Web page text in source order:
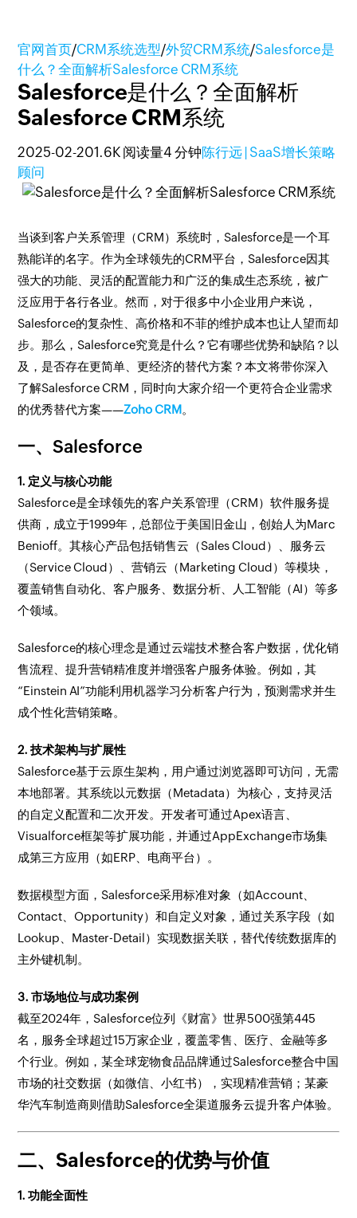
官网首页/CRM系统选型/外贸CRM系统/Salesforce是
什么？全面解析Salesforce CRM系统
Salesforce是什么？全面解析
Salesforce CRM系统
2025-02-201.6K 阅读量4 分钟陈行远 | SaaS增长策略
顾问
当谈到客户关系管理（CRM）系统时，Salesforce是一个耳
熟能详的名字。作为全球领先的CRM平台，Salesforce因其
强大的功能、灵活的配置能力和广泛的集成生态系统，被广
泛应用于各行各业。然而，对于很多中小企业用户来说，
Salesforce的复杂性、高价格和不菲的维护成本也让人望而却
步。那么，Salesforce究竟是什么？它有哪些优势和缺陷？以
及，是否存在更简单、更经济的替代方案？本文将带你深入
了解Salesforce CRM，同时向大家介绍一个更符合企业需求
的优秀替代方案——Zoho CRM。
一、Salesforce
1. 定义与核心功能
Salesforce是全球领先的客户关系管理（CRM）软件服务提
供商，成立于1999年，总部位于美国旧金山，创始人为Marc
Benioff。其核心产品包括销售云（Sales Cloud）、服务云
（Service Cloud）、营销云（Marketing Cloud）等模块，
覆盖销售自动化、客户服务、数据分析、人工智能（AI）等多
个领域。
Salesforce的核心理念是通过云端技术整合客户数据，优化销
售流程、提升营销精准度并增强客户服务体验。例如，其
“Einstein AI”功能利用机器学习分析客户行为，预测需求并生
成个性化营销策略。
2. 技术架构与扩展性
Salesforce基于云原生架构，用户通过浏览器即可访问，无需
本地部署。其系统以元数据（Metadata）为核心，支持灵活
的自定义配置和二次开发。开发者可通过Apex语言、
Visualforce框架等扩展功能，并通过AppExchange市场集
成第三方应用（如ERP、电商平台）。
数据模型方面，Salesforce采用标准对象（如Account、
Contact、Opportunity）和自定义对象，通过关系字段（如
Lookup、Master-Detail）实现数据关联，替代传统数据库的
主外键机制。
3. 市场地位与成功案例
截至2024年，Salesforce位列《财富》世界500强第445
名，服务全球超过15万家企业，覆盖零售、医疗、金融等多
个行业。例如，某全球宠物食品品牌通过Salesforce整合中国
市场的社交数据（如微信、小红书），实现精准营销；某豪
华汽车制造商则借助Salesforce全渠道服务云提升客户体验。
二、Salesforce的优势与价值
1. 功能全面性